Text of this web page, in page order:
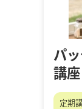
パ
講
定期